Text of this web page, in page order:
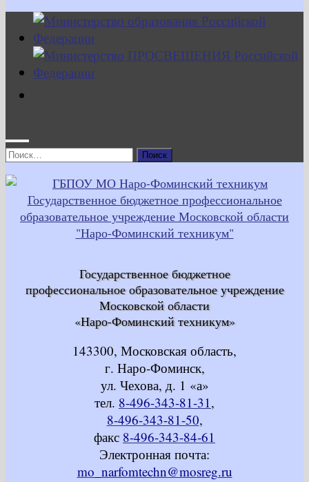
Найти:
Государственное бюджетное
профессиональное образовательное учреждение
Московской области
«Наро-Фоминский техникум»
143300, Московская область,
г. Наро-Фоминск,
ул. Чехова, д. 1 «а»
тел. 8-496-343-81-31,
8-496-343-81-50,
факс 8-496-343-84-61
Электронная почта:
mo_narfomtechn@mosreg.ru